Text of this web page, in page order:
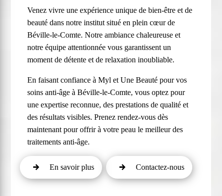
Venez vivre une expérience unique de bien-être et de
beauté dans notre institut situé en plein cœur de
Béville-le-Comte. Notre ambiance chaleureuse et
notre équipe attentionnée vous garantissent un
moment de détente et de relaxation inoubliable.
En faisant confiance à Myl et Une Beauté pour vos
soins anti-âge à Béville-le-Comte, vous optez pour
une expertise reconnue, des prestations de qualité et
des résultats visibles. Prenez rendez-vous dès
maintenant pour offrir à votre peau le meilleur des
traitements anti-âge.
En savoir plus Contactez-nous